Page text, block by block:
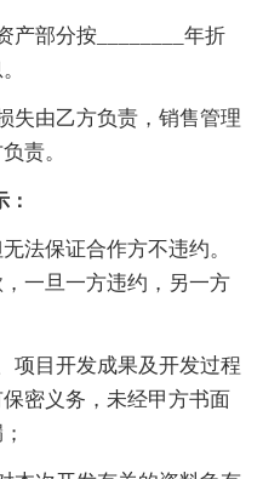
部分按________年折
由乙方负责，销售管理
责。
保证合作方不违约。
一旦一方违约，另一方
目开发成果及开发过程
密义务，未经甲方书面